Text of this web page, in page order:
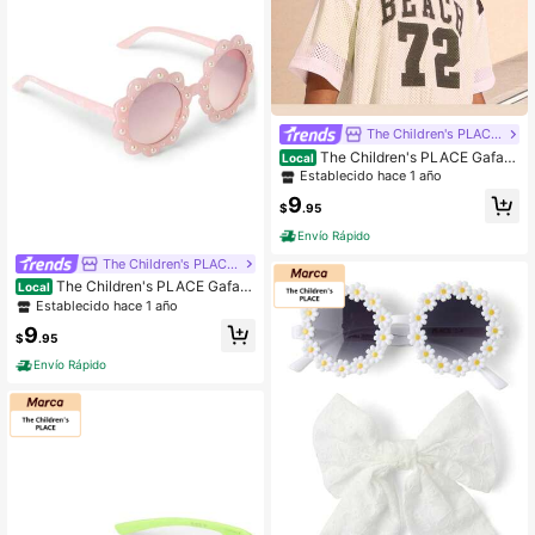
The Children's PLACE Flagship Store
Local The Children's PLACE Gafas
de sol con flores de perlas falsas pa
Establecido hace 1 año
$9.95
Envío Rápido
The Children's PLACE Flagship Store
Local The Children's PLACE Gafas
de sol con escudo para niños
Establecido hace 1 año
$9.95
Envío Rápido